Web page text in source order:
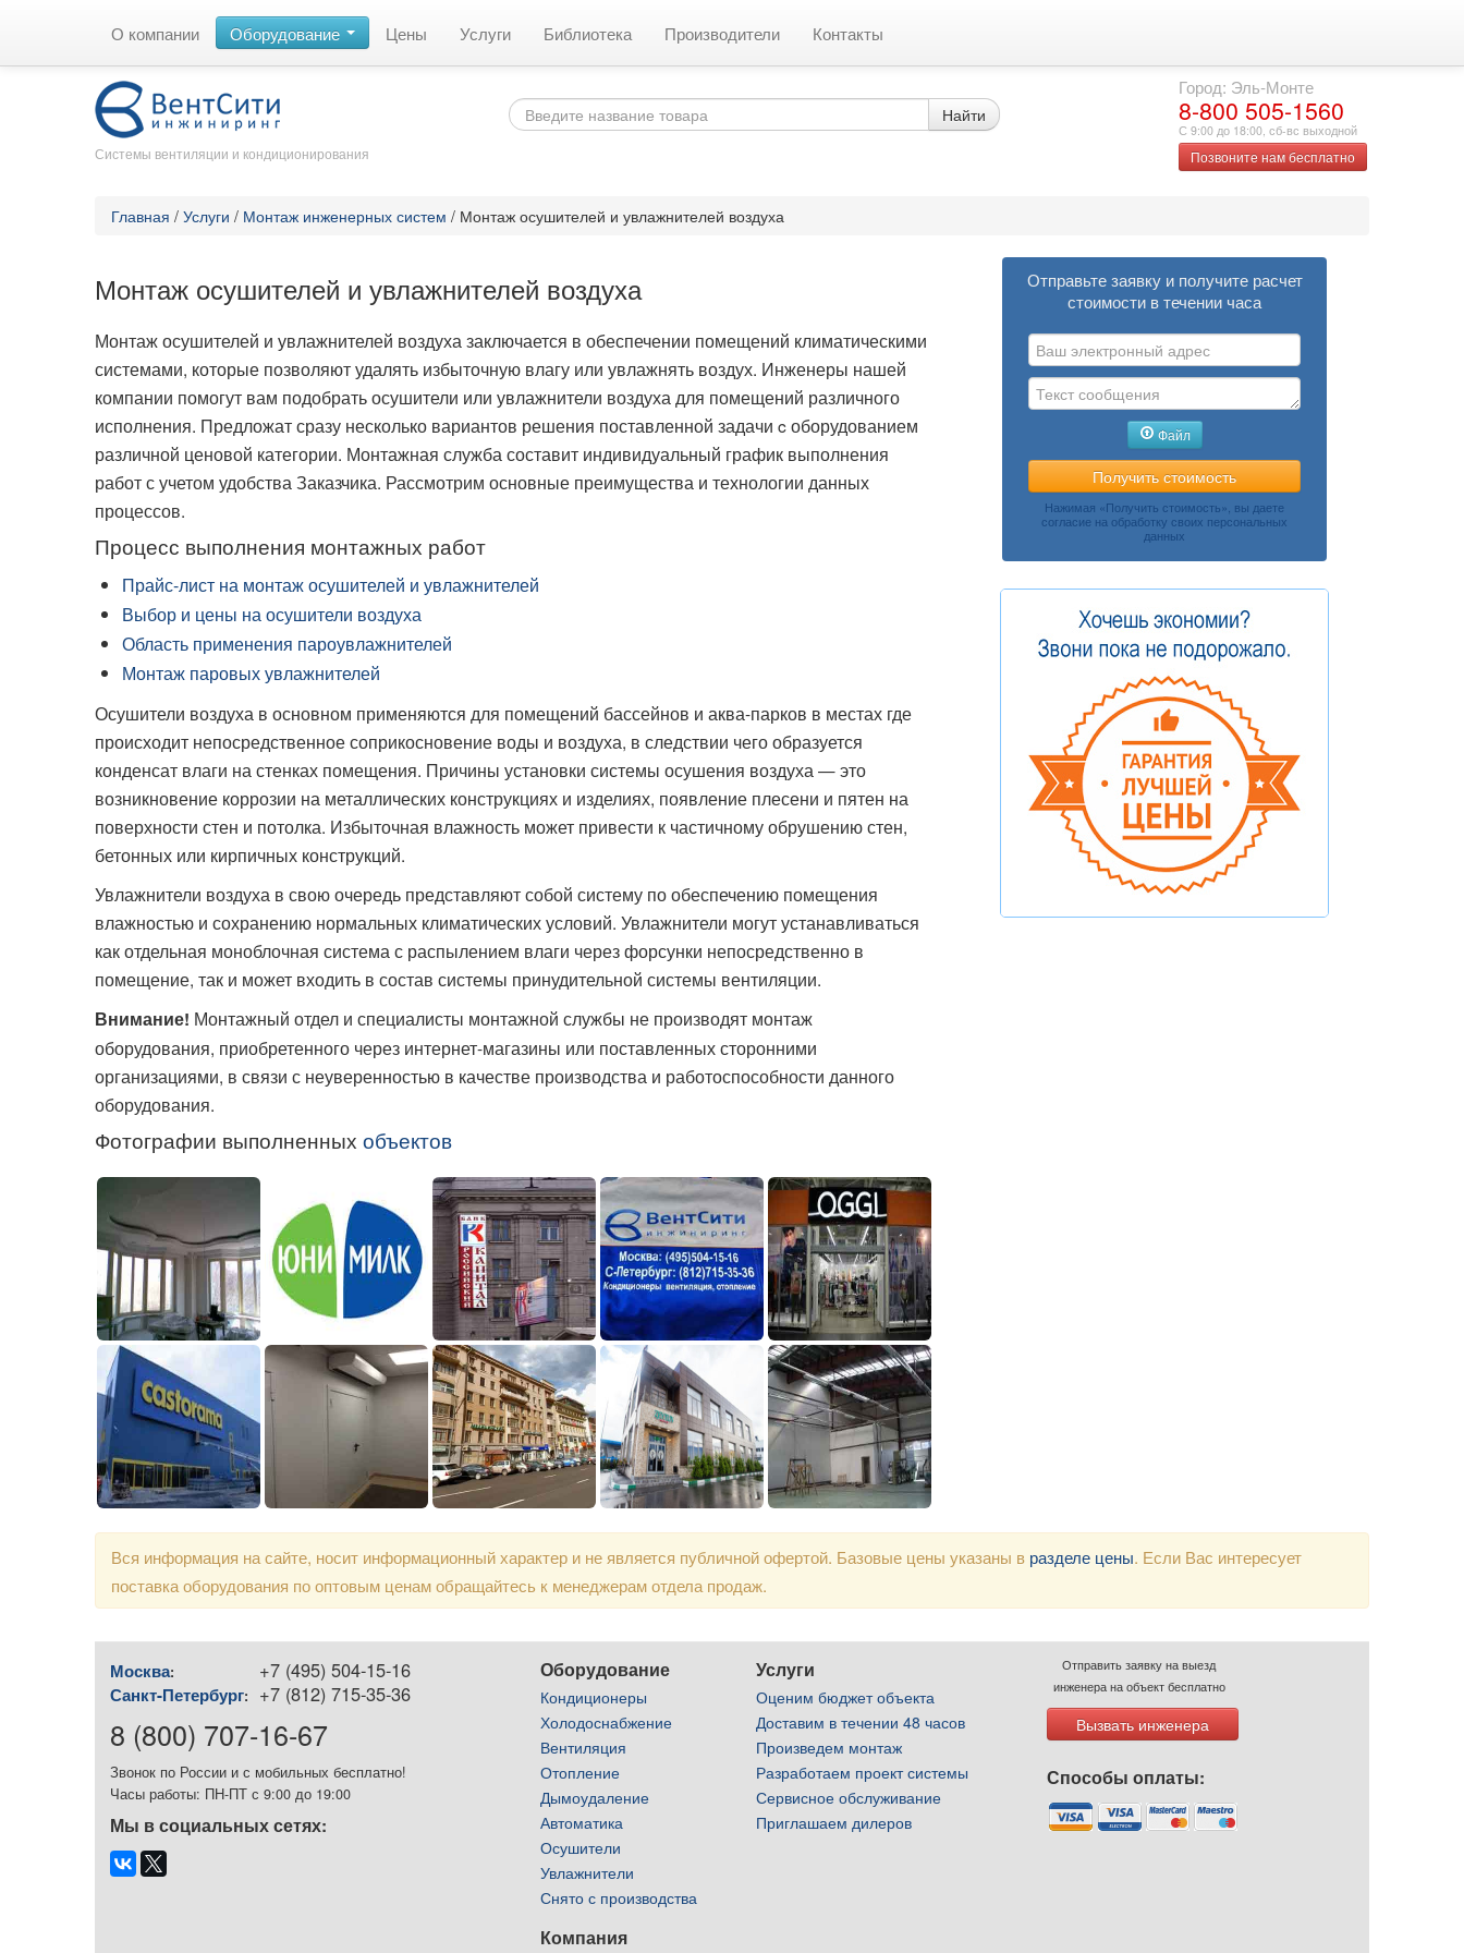
О компании Оборудование Цены Услуги Библиотека Производители Контакты
Системы вентиляции и кондиционирования
Найти
Город: Эль-Монте
8-800 505-1560
С 9:00 до 18:00, сб-вс выходной
Позвоните нам бесплатно
Главная / Услуги / Монтаж инженерных систем / Монтаж осушителей и увлажнителей воздуха
Монтаж осушителей и увлажнителей воздуха
Монтаж осушителей и увлажнителей воздуха заключается в обеспечении помещений климатическими
системами, которые позволяют удалять избыточную влагу или увлажнять воздух. Инженеры нашей
компании помогут вам подобрать осушители или увлажнители воздуха для помещений различного
исполнения. Предложат сразу несколько вариантов решения поставленной задачи c оборудованием
различной ценовой категории. Монтажная служба составит индивидуальный график выполнения
работ с учетом удобства Заказчика. Рассмотрим основные преимущества и технологии данных
процессов.
Процесс выполнения монтажных работ
Прайс-лист на монтаж осушителей и увлажнителей
Выбор и цены на осушители воздуха
Область применения пароувлажнителей
Монтаж паровых увлажнителей
Осушители воздуха в основном применяются для помещений бассейнов и аква-парков в местах где
происходит непосредственное соприкосновение воды и воздуха, в следствии чего образуется
конденсат влаги на стенках помещения. Причины установки системы осушения воздуха — это
возникновение коррозии на металлических конструкциях и изделиях, появление плесени и пятен на
поверхности стен и потолка. Избыточная влажность может привести к частичному обрушению стен,
бетонных или кирпичных конструкций.
Увлажнители воздуха в свою очередь представляют собой систему по обеспечению помещения
влажностью и сохранению нормальных климатических условий. Увлажнители могут устанавливаться
как отдельная моноблочная система с распылением влаги через форсунки непосредственно в
помещение, так и может входить в состав системы принудительной системы вентиляции.
Внимание! Монтажный отдел и специалисты монтажной службы не производят монтаж
оборудования, приобретенного через интернет-магазины или поставленных сторонними
организациями, в связи с неуверенностью в качестве производства и работоспособности данного
оборудования.
Фотографии выполненных объектов
Отправьте заявку и получите расчет
стоимости в течении часа
Файл
Нажимая «Получить стоимость», вы даете
согласие на обработку своих персональных
данных
Вся информация на сайте, носит информационный характер и не является публичной офертой. Базовые цены указаны в разделе цены. Если Вас интересует
поставка оборудования по оптовым ценам обращайтесь к менеджерам отдела продаж.
Москва: +7 (495) 504-15-16
Санкт-Петербург: +7 (812) 715-35-36
8 (800) 707-16-67
Звонок по России и с мобильных бесплатно!
Часы работы: ПН-ПТ с 9:00 до 19:00
Мы в социальных сетях:
Оборудование
Кондиционеры
Холодоснабжение
Вентиляция
Отопление
Дымоудаление
Автоматика
Осушители
Увлажнители
Снято с производства
Компания
Услуги
Оценим бюджет объекта
Доставим в течении 48 часов
Произведем монтаж
Разработаем проект системы
Сервисное обслуживание
Приглашаем дилеров
Отправить заявку на выезд
инженера на объект бесплатно
Вызвать инженера
Способы оплаты: